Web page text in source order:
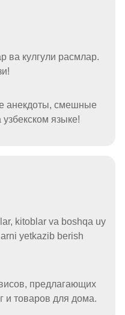
ва кулгули расмлар.
анекдоты, смешные
языке!
kitoblar va boshqa uy
yetkazib berish
предлагающих
и товаров для дома.